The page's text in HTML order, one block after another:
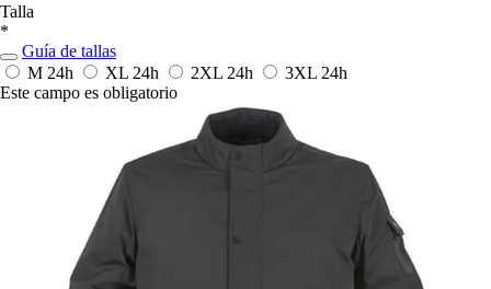
Talla
*
Guía de tallas
M 24h XL 24h 2XL 24h 3XL 24h
Este campo es obligatorio